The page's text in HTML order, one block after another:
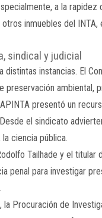
a la
inmuebles del
sindical y judicial
distintas instancias. El
preservación ambiental,
APINTA presentó un
el sindicato
ciencia pública.
Tailhade y el titular
penal para investigar
la Procuración de